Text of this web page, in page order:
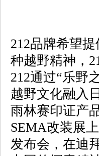
212品牌希望
种越野精神，
212通过“乐野
越野文化融入
雨林赛印证产
SEMA改装展
发布会，在迪